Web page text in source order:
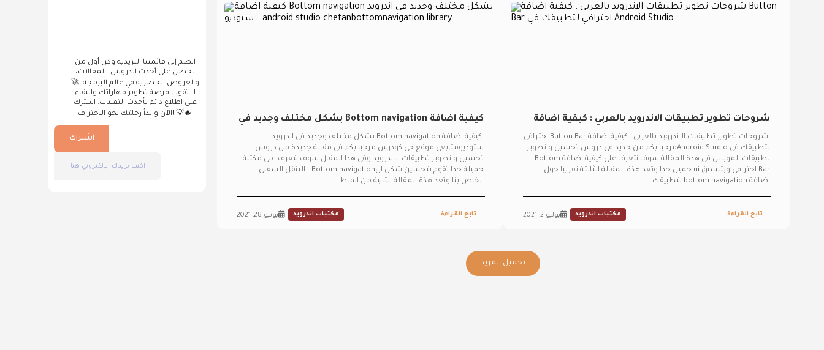
شروحات تطوير تطبيقات الاندرويد بالعربي : كيفية اضافة
Button Bar احترافي لتطبيقك في Android Studio
شروحات تطوير تطبيقات الاندرويد بالعربي : كيفية اضافة Button Bar احترافي
لتطبيقك في Android Studioمرحبا بكم من جديد في دروس تحسين و تطوير
تطبيقات الموبايل في هذة المقالة سوف نتعرف على كيفية اضافة Bottom
Bar احترافي وبتنسيق ui جميل جدا وتعد هذة المقالة الثالثة تقريبا حول
اضافة bottom navigation لتطبيقك...
تابع القراءة مكتبات اندرويد يوليو 2, 2021
كيفية اضافة Bottom navigation بشكل مختلف وجديد في
اندرويد ستوديو – android studio
chetanbottomnavigation library
كيفية اضافة Bottom navigation بشكل مختلف وجديد في اندرويد
ستوديومتابعي موقع جي كودرس مرحبا بكم في مقالة جديدة من دروس
تحسين و تطوير تطبيقات الاندرويد وفي هذا المقال سوف نتعرف على مكتبة
جميلة جدا تقوم بتحسين شكل الBottom navigation - التنقل السفلي
الخاص بنا وتعد هذة المقالة الثانية من انماط...
تابع القراءة مكتبات اندرويد يونيو 28, 2021
تحميل المزيد
انضم إلى قائمتنا البريدية وكن أول من
يحصل على أحدث الدروس، المقالات،
والعروض الحصرية في عالم البرمجة! 🚀
لا تفوت فرصة تطوير مهاراتك والبقاء
على اطلاع دائم بأحدث التقنيات. اشترك
الآن وابدأ رحلتك نحو الاحتراف! 💡🔥
اشتراك